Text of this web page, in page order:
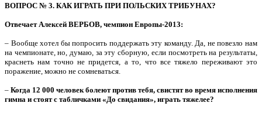
ВОПРОС № 3. КАК ИГРАТЬ ПРИ ПОЛЬСКИХ ТРИБУНАХ?
Отвечает Алексей ВЕРБОВ, чемпион Европы-2013:
– Вообще хотел бы попросить поддержать эту команду. Да, не повезло нам
на чемпионате, но, думаю, за эту сборную, если посмотреть на результаты,
краснеть нам точно не придется, а то, что все тяжело переживают это
поражение, можно не сомневаться.
– Когда 12 000 человек болеют против тебя, свистят во время исполнения
гимна и стоят с табличками «До свидания», играть тяжелее?